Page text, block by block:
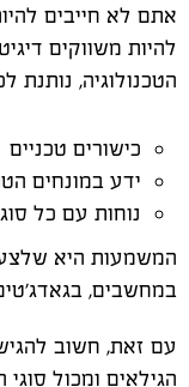
אתם לא חייבים
להיות משווקים
הטכנולוגיה, נותנת
כישורים טכניים
ידע במונחים
נוחות עם כל
המשמעות היא
במחשבים,
עם זאת, חשוב
הגילאים ומכול